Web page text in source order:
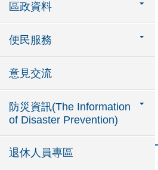
區政資料
便民服務
意見交流
防災資訊(The Information
of Disaster Prevention)
退休人員專區